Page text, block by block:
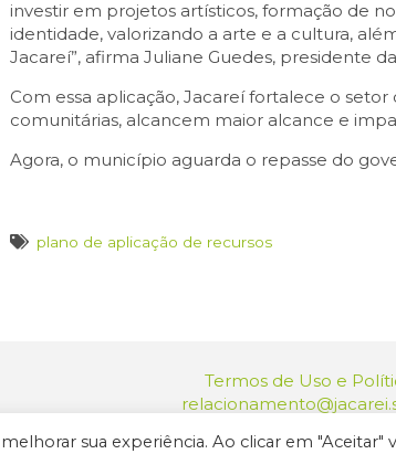
investir em projetos artísticos, formação de
identidade, valorizando a arte e a cultura,
Jacareí”, afirma Juliane Guedes, presidente
Com essa aplicação, Jacareí fortalece o
comunitárias, alcancem maior alcance e
Agora, o município aguarda o repasse do
plano de aplicação de recursos
Termos de Uso e
sua experiência. Ao clicar em